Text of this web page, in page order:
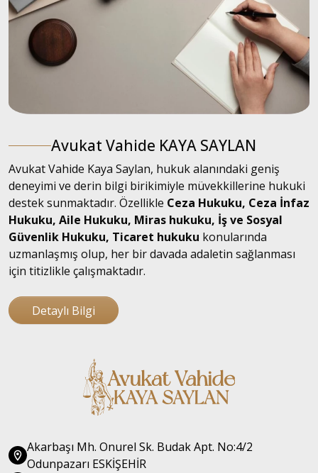
Avukat Vahide KAYA SAYLAN
Avukat Vahide Kaya Saylan, hukuk alanındaki geniş
deneyimi ve derin bilgi birikimiyle müvekkillerine hukuki
destek sunmaktadır. Özellikle Ceza Hukuku, Ceza İnfaz
Hukuku, Aile Hukuku, Miras hukuku, İş ve Sosyal
Güvenlik Hukuku, Ticaret hukuku konularında
uzmanlaşmış olup, her bir davada adaletin sağlanması
için titizlikle çalışmaktadır.
Detaylı Bilgi
Akarbaşı Mh. Onurel Sk. Budak Apt. No:4/2
Odunpazarı ESKİŞEHİR